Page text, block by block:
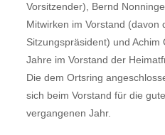
Vorsitzender), Bernd
Mitwirken im Vorstand (davon
Sitzungspräsident) und
Jahre im Vorstand der
Die dem Ortsring
sich beim Vorstand für die
vergangenen Jahr.